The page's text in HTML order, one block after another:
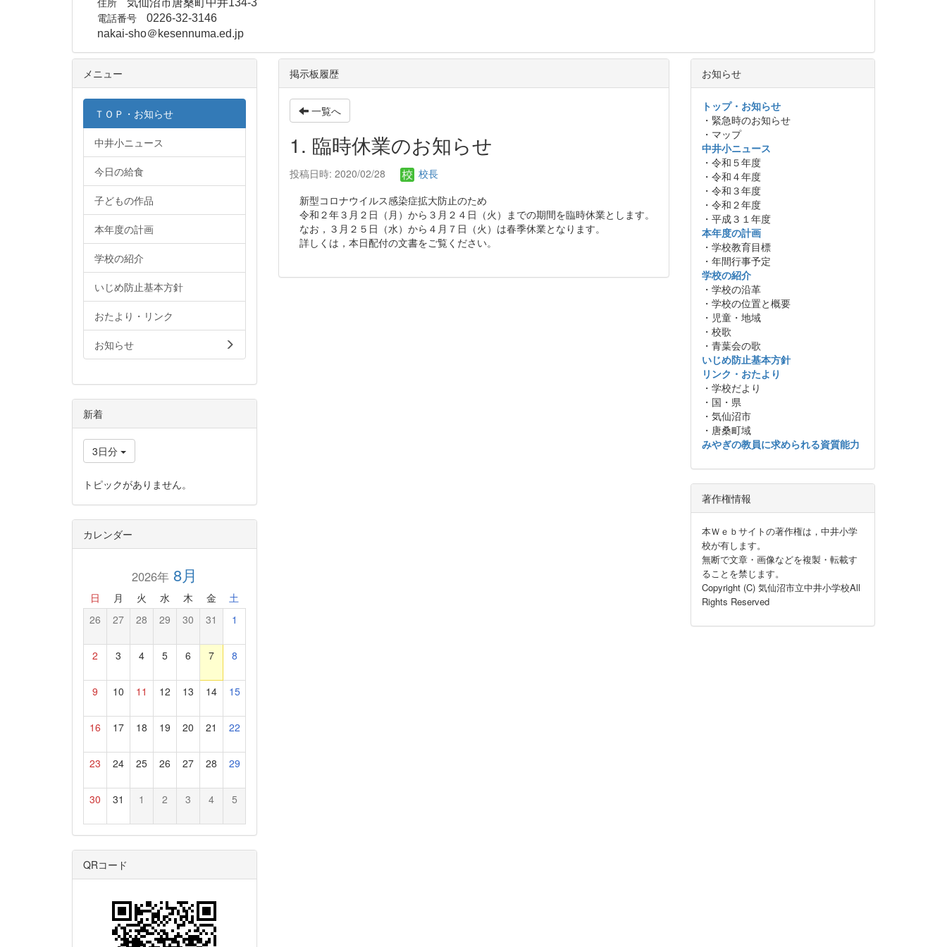
気仙沼市唐桑町中井134-3
電話番号 0226-32-3146
nakai-sho＠kesennuma.ed.jp
掲示板履歴
一覧へ
1. 臨時休業のお知らせ
投稿日時: 2020/02/28
校長
新型コロナウイルス感染症拡大防止のため
令和２年３月２日（月）から３月２４日（火）までの期間を臨時休業とします。
なお，３月２５日（水）から４月７日（火）は春季休業となります。
詳しくは，本日配付の文書をご覧ください。
メニュー
ＴＯＰ・お知らせ
中井小ニュース
今日の給食
子どもの作品
本年度の計画
学校の紹介
いじめ防止基本方針
おたより・リンク
お知らせ
新着
3日分
トピックがありません。
カレンダー
2026年8月
日 月 火 水 木 金 土
26 27 28 29 30 31 1
2 3 4 5 6 7 8
9 10 11 12 13 14 15
16 17 18 19 20 21 22
23 24 25 26 27 28 29
30 31 1 2 3 4 5
QRコード
お知らせ
トップ・お知らせ
・緊急時のお知らせ
・マップ
中井小ニュース
・令和５年度
・令和４年度
・令和３年度
・令和２年度
・平成３１年度
本年度の計画
・学校教育目標
・年間行事予定
学校の紹介
・学校の沿革
・学校の位置と概要
・児童・地域
・校歌
・青葉会の歌
いじめ防止基本方針
リンク・おたより
・学校だより
・国・県
・気仙沼市
・唐桑町域
みやぎの教員に求められる資質能力
著作権情報
本Ｗｅｂサイトの著作権は，中井小学
校が有します。
無断で文章・画像などを複製・転載す
ることを禁じます。
Copyright (C) 気仙沼市立中井小学校All
Rights Reserved